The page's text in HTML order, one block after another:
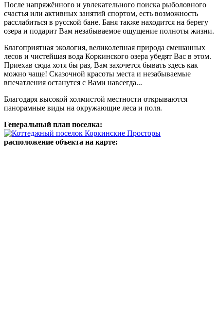
После напряжённого и увлекательного поиска рыболовного
счастья или активных занятий спортом, есть возможность
расслабиться в русской бане. Баня также находится на берегу
озера и подарит Вам незабываемое ощущение полноты жизни.
Благоприятная экология, великолепная природа смешанных
лесов и чистейшая вода Коркинского озера убедят Вас в этом.
Приехав сюда хотя бы раз, Вам захочется бывать здесь как
можно чаще! Сказочной красоты места и незабываемые
впечатления останутся с Вами навсегда...
Благодаря высокой холмистой местности открываются
панорамные виды на окружающие леса и поля.
Генеральный план поселка:
расположение объекта на карте: